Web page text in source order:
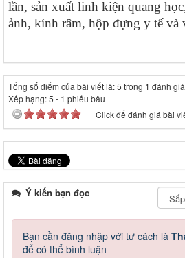
lần, sản xuất linh kiện quang
ảnh, kính râm, hộp đựng y tế và
Tổng số điểm của bài viết là: 5 trong 1 đánh giá
Xếp hạng:5 - 1 phiếu bầu
Click để đánh giá bài
Ý kiến bạn đọc
Bạn cần đăng nhập với tư cách là
để có thể bình luận